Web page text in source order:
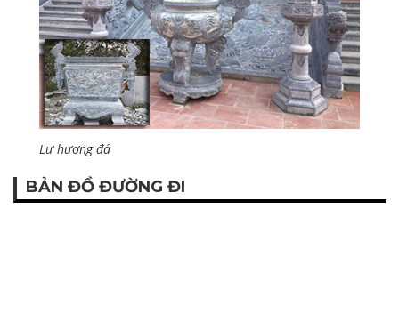
Lư hương đá
BẢN ĐỒ ĐƯỜNG ĐI